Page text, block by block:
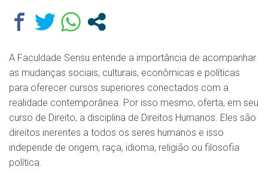
A Faculdade Sensu entende a importância de acompanhar
as mudanças sociais, culturais, econômicas e políticas
para oferecer cursos superiores conectados com a
realidade contemporânea. Por isso mesmo, oferta, em seu
curso de Direito, a disciplina de Direitos Humanos. Eles são
direitos inerentes a todos os seres humanos e isso
independe de origem, raça, idioma, religião ou filosofia
política.